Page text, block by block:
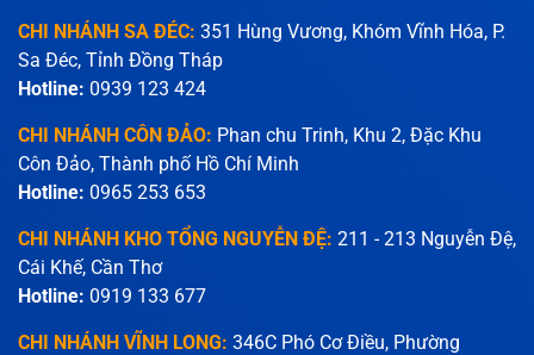
CHI NHÁNH SA ĐÉC: 351 Hùng Vương, Khóm Vĩnh Hóa, P.
Sa Đéc, Tỉnh Đồng Tháp
Hotline: 0939 123 424
CHI NHÁNH CÔN ĐẢO: Phan chu Trinh, Khu 2, Đặc Khu
Côn Đảo, Thành phố Hồ Chí Minh
Hotline: 0965 253 653
CHI NHÁNH KHO TỔNG NGUYỄN ĐỆ: 211 - 213 Nguyễn Đệ,
Cái Khế, Cần Thơ
Hotline: 0919 133 677
CHI NHÁNH VĨNH LONG: 346C Phó Cơ Điều, Phường